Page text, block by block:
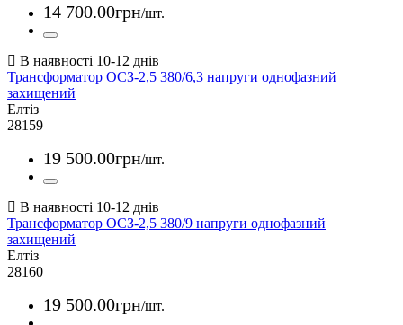
14 700.00грн/шт.
Трансформатор ОСЗ-2,5 380/6,3 напруги однофазний
захищений
Елтіз
28159
19 500.00грн/шт.
Трансформатор ОСЗ-2,5 380/9 напруги однофазний
захищений
Елтіз
28160
19 500.00грн/шт.